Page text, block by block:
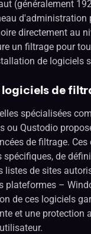
(généralement
d'administration
directement au
un filtrage pour
de logiciels
de
spécialisées
ou Qustodio
de filtrage.
spécifiques, de
listes de sites
plateformes –
de ces logiciels
et une protection